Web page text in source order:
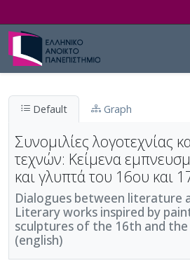
Default Graph
Συνομιλίες λογοτεχνίας
τεχνών: Κείμενα
και γλυπτά του 16ου και
Dialogues between literature
Literary works inspired by
sculptures of the 16th and
(english)